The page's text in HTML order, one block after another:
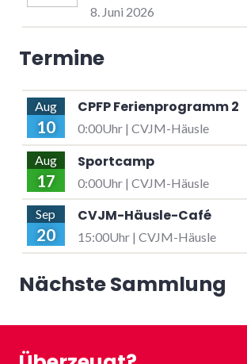
8. Juni 2026
Termine
Aug
10
CPFP Ferienprogramm 2
0:00Uhr | CVJM-Häusle
Aug
17
Sportcamp
0:00Uhr | CVJM-Häusle
Sep
20
CVJM-Häusle-Café
15:00Uhr | CVJM-Häusle
Nächste Sammlung